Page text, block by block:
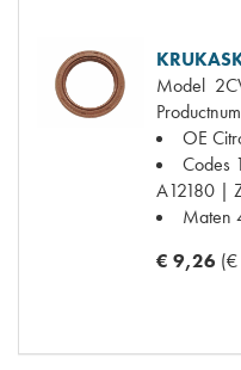
Model
OE
Codes
A12180 |
Maten
€ 9,26